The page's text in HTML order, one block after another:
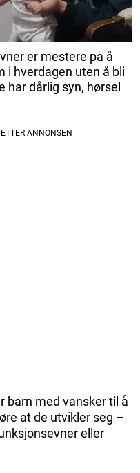
er mestere på å
i hverdagen uten å bli
har dårlig syn, hørsel
barn med vansker til å
at de utvikler seg –
eller